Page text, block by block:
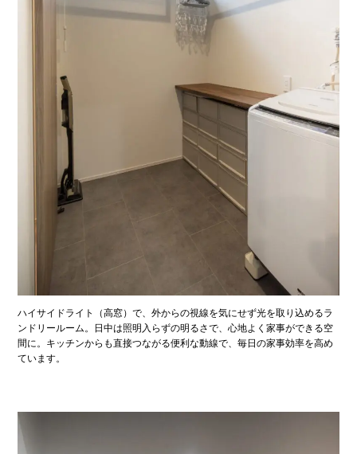
ハイサイドライト（高窓）で、外からの視線を気にせず光を取り込めるラ
ンドリールーム。日中は照明入らずの明るさで、心地よく家事ができる空
間に。キッチンからも直接つながる便利な動線で、毎日の家事効率を高め
ています。